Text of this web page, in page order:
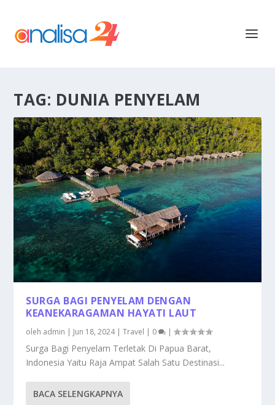
TAG: DUNIA PENYELAM
SURGA BAGI PENYELAM DENGAN
KEANEKARAGAMAN HAYATI LAUT
oleh admin | Jun 18, 2024|Travel | 0 |
Surga Bagi Penyelam Terletak Di Papua Barat,
Indonesia Yaitu Raja Ampat Salah Satu Destinasi...
BACA SELENGKAPNYA